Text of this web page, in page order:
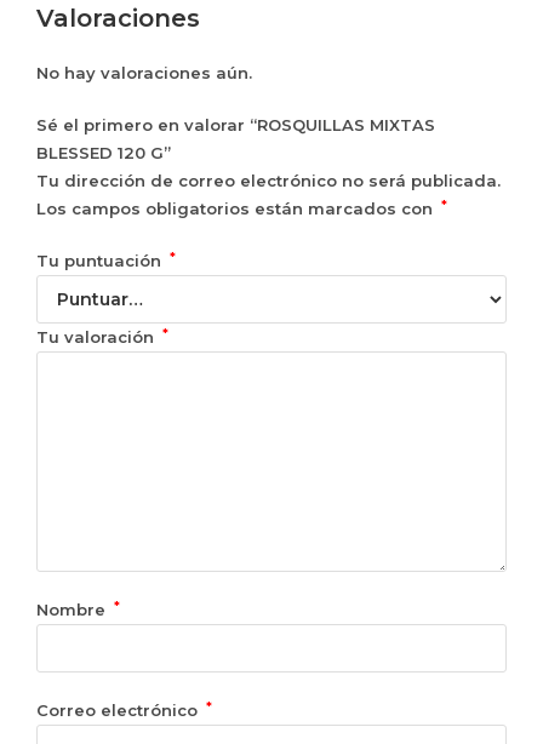
Valoraciones
No hay valoraciones aún.
Sé el primero en valorar “ROSQUILLAS MIXTAS
BLESSED 120 G”
Tu dirección de correo electrónico no será publicada.
Los campos obligatorios están marcados con
*
Tu puntuación *
Tu valoración *
Nombre *
Correo electrónico *